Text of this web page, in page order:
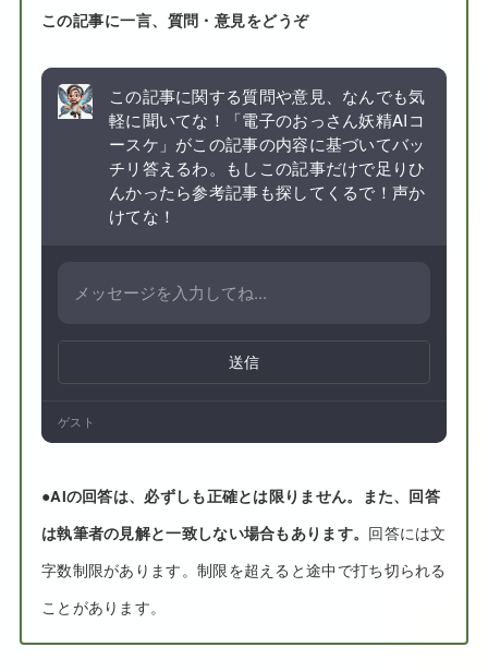
この記事に一言、質問・意見をどうぞ
この記事に関する質問や意見、なんでも気
軽に聞いてな！「電子のおっさん妖精AIコ
ースケ」がこの記事の内容に基づいてバッ
チリ答えるわ。もしこの記事だけで足りひ
んかったら参考記事も探してくるで！声か
けてな！
送信
ゲスト
●AIの回答は、必ずしも正確とは限りません。また、回答
は執筆者の見解と一致しない場合もあります。 回答には文
字数制限があります。制限を超えると途中で打ち切られる
ことがあります。